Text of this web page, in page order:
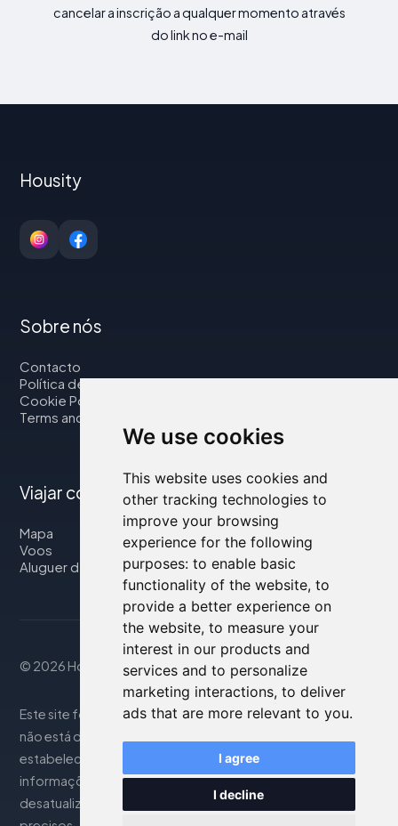
We use cookies
This website uses cookies and
other tracking technologies to
improve your browsing
experience for the following
purposes: to enable basic
functionality of the website, to
provide a better experience on
the website, to measure your
interest in our products and
services and to personalize
marketing interactions, to deliver
ads that are more relevant to you.
I agree
I decline
cancelar a inscrição a qualquer momento através
do link no e-mail
Housity
Sobre nós
Contacto
Política de privacidade
Cookie Policy
Terms and Conditions
Viajar connosco
Mapa
Voos
Aluguer de automóveis
© 2026 Housity.net
Este site fornece informações apenas para referência e
não está de forma alguma associado aos
estabelecimentos de hospedagem mencionados. As
informações exibidas podem ser imprecisas ou
desatualizadas; consulte o site oficial para detalhes